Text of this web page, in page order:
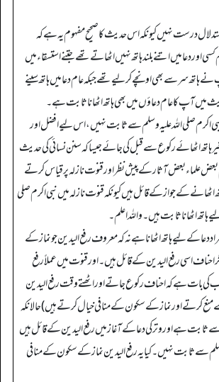
درست نہیں کیونکہ اس حدیث کا صحیح مفہوم یہ ہے کہ
اور دعا میں اتنے بلند ہاتھ نہیں اٹھاتے تھے جتنے استسقا ء میں
سر سے بھی اونچے کرلیے تھے جبکہ عام دعا میں ہاتھ سینے
میں آپ کا عام دعاؤں میں بھی ہاتھ اٹھانا ثابت ہے۔
اکرم صلی اللہ علیہ وسلم سے ثابت نہیں، اس لیے افضل اور
ہاتھ اٹھائے رکوع سے قبل کی جائے جیسا کہ سنن نسائی کی حدیث
بعض علماء بعض آثار کے پیش نظر اور قنوت نازلہ پر قیاس کرتے
کے جواز کے قائل ہیں کیونکہ قنوت نازلہ میں نبی اکرم صلی
اٹھانا ثابت ہیں۔ واللہ اعلم۔
کے لیے ہاتھ اٹھانا ہے نہ کہ معروف رفع الیدین جو نماز کے
اسی رفع الیدین کے قائل ہیں۔ اور قنوت میں عملاً رفع
کی بات ہے کہ احناف رکوع جاتے اور اٹھتے وقت رفع الیدین
کرتے اور نماز کے سکون کے منافی خیال کرتے ہیں) حالانکہ
ثابت ہے اور وتر کی دعا کے آغاز میں رفع الیدین کے قائل ہیں
سے ثابت نہیں۔ کیا یہ رفع الیدین نماز کے سکون کے منافی